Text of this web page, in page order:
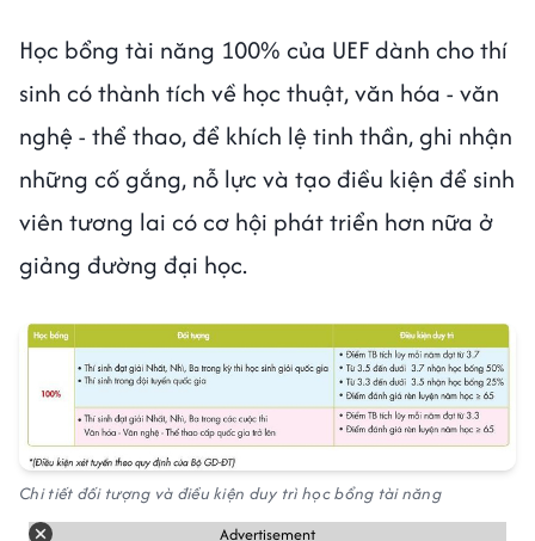
Học bổng tài năng 100% của UEF dành cho thí
sinh có thành tích về học thuật, văn hóa - văn
nghệ - thể thao, để khích lệ tinh thần, ghi nhận
những cố gắng, nỗ lực và tạo điều kiện để sinh
viên tương lai có cơ hội phát triển hơn nữa ở
giảng đường đại học.
Chi tiết đối tượng và điều kiện duy trì học bổng tài năng
Advertisement